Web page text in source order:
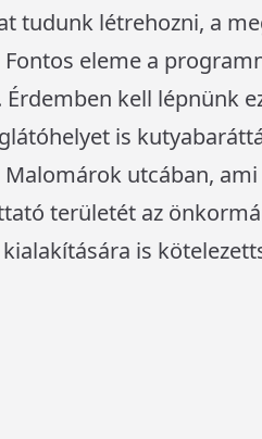
tudunk létrehozni, a
eleme a
kell lépnünk
is
utcában,
területét az
is